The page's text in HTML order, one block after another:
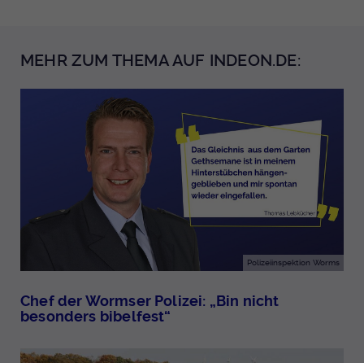
MEHR ZUM THEMA AUF INDEON.DE:
Polizeiinspektion Worms
Chef der Wormser Polizei: „Bin nicht
besonders bibelfest“